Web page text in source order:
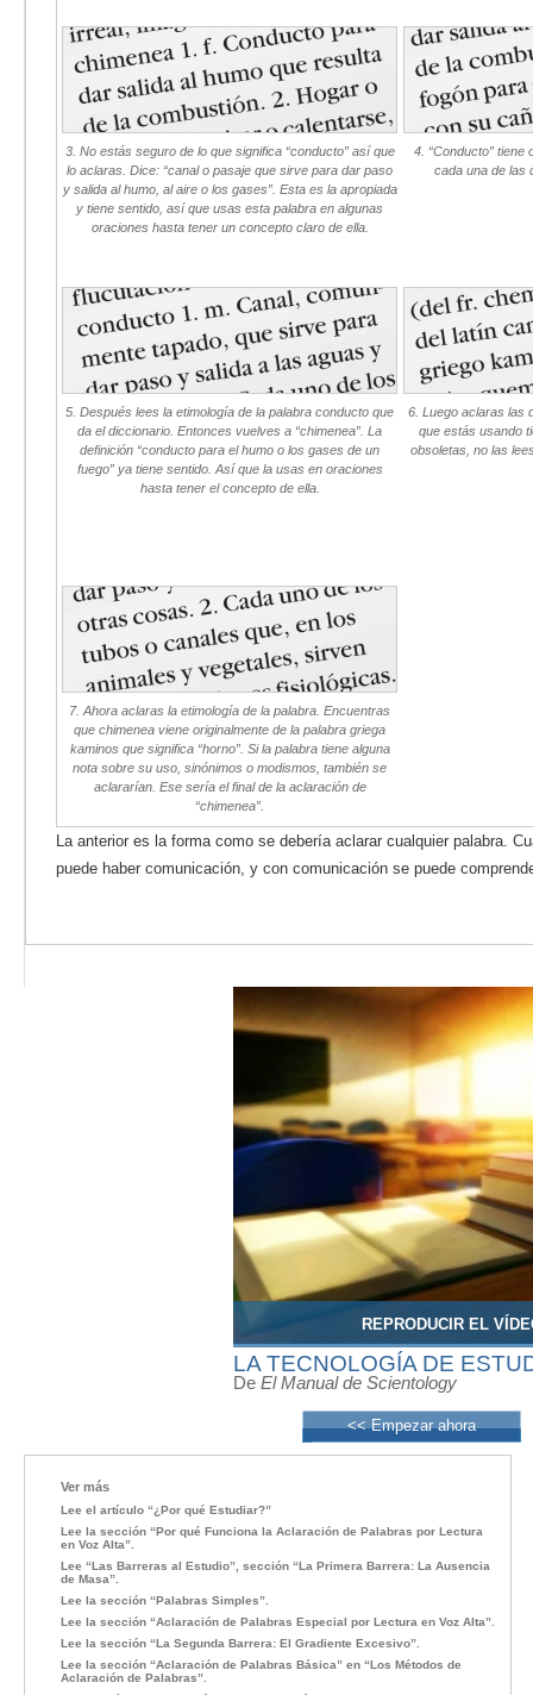
REPRODUCIR EL
LA TECNOLOGÍA DE
De El Manual de Scientology
<< Empezar ahora
3. No estás seguro de lo que significa “conducto” así que
lo aclaras. Dice: “canal o pasaje que sirve para dar paso
y salida al humo, al aire o los gases”. Esta es la apropiada
y tiene sentido, así que usas esta palabra en algunas
oraciones hasta tener un concepto claro de ella.
4. “Conducto” tiene
cada una de las
5. Después lees la etimología de la palabra conducto que
da el diccionario. Entonces vuelves a “chimenea”. La
definición “conducto para el humo o los gases de un
fuego” ya tiene sentido. Así que la usas en oraciones
hasta tener el concepto de ella.
6. Luego aclaras las
que estás usando
obsoletas, no las
7. Ahora aclaras la etimología de la palabra. Encuentras
que chimenea viene originalmente de la palabra griega
kaminos que significa “horno”. Si la palabra tiene alguna
nota sobre su uso, sinónimos o modismos, también se
aclararían. Ese sería el final de la aclaración de
“chimenea”.
La anterior es la forma como se debería aclarar cualquier palabra.
puede haber comunicación, y con comunicación se puede
Ver más
Lee el artículo “¿Por qué Estudiar?”
Lee la sección “Por qué Funciona la Aclaración de Palabras por Lectura
en Voz Alta”.
Lee “Las Barreras al Estudio”, sección “La Primera Barrera: La Ausencia
de Masa”.
Lee la sección “Palabras Simples”.
Lee la sección “Aclaración de Palabras Especial por Lectura en Voz Alta”.
Lee la sección “La Segunda Barrera: El Gradiente Excesivo”.
Lee la sección “Aclaración de Palabras Básica” en “Los Métodos de
Aclaración de Palabras”.